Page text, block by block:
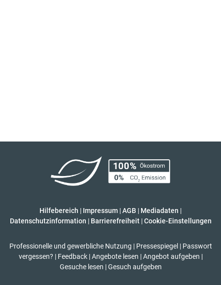
Hilfebereich | Impressum |AGB | Mediadaten |
Datenschutzinformation | Barrierefreiheit | Cookie-Einstellungen
Professionelle und gewerbliche Nutzung | Pressespiegel | Passwort
vergessen? | Feedback | Angebote lesen | Angebot aufgeben |
Gesuche lesen | Gesuch aufgeben